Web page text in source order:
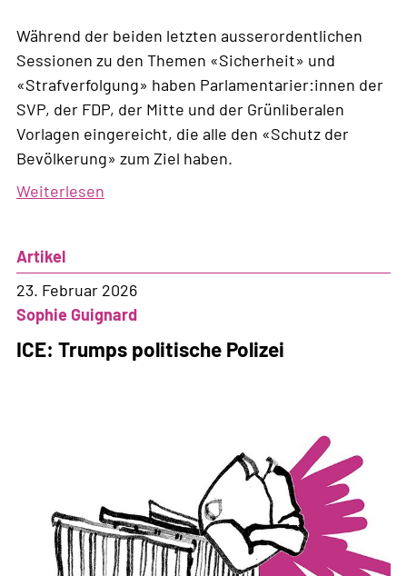
Während der beiden letzten ausserordentlichen
Sessionen zu den Themen «Sicherheit» und
«Strafverfolgung» haben Parlamentarier:innen der
SVP, der FDP, der Mitte und der Grünliberalen
Vorlagen eingereicht, die alle den «Schutz der
Bevölkerung» zum Ziel haben.
Weiterlesen
Fragen
aufwirft
Artikel
23. Februar 2026
Sophie Guignard
ICE: Trumps politische Polizei